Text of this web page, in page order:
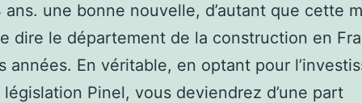
ans. une bonne nouvelle, d’autant que cette
dire le département de la construction en
années. En véritable, en optant pour
Pinel, vous deviendrez d’une part